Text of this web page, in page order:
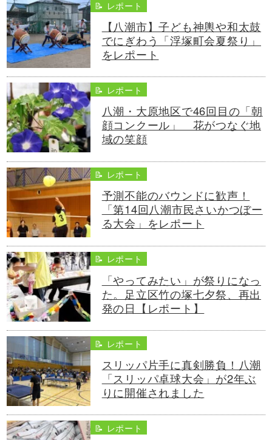
📝 レポート
【八潮市】子ども神輿や和太鼓
でにぎわう「浮塚町会夏祭り」
をレポート
📝 レポート
八潮・大原地区で46回目の「朝
顔コンクール」 花がつなぐ地
域の笑顔
📝 レポート
予測不能のバウンドに歓声！
「第14回八潮市民さいかつぼー
る大会」をレポート
📝 レポート
「やってみたい」が祭りになっ
た。足立区竹の塚七夕祭、再出
発の日【レポート】
📝 レポート
スリッパ片手に真剣勝負！八潮
「スリッパ卓球大会」が2年ぶ
りに開催されました
📝 レポート